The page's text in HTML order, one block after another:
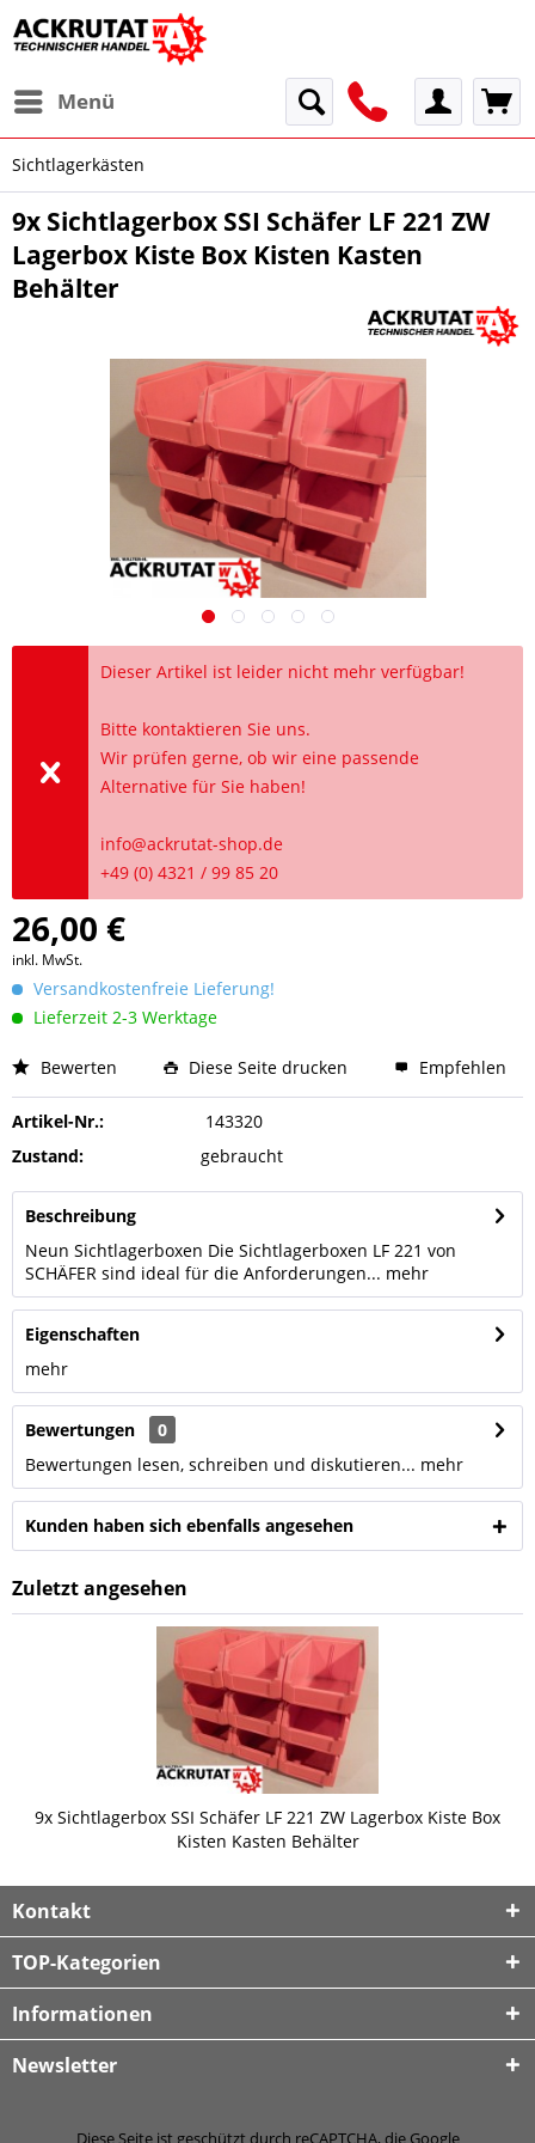
Menü
Sichtlagerkästen
9x Sichtlagerbox SSI Schäfer LF 221 ZW
Lagerbox Kiste Box Kisten Kasten
Behälter
Dieser Artikel ist leider nicht mehr verfügbar!
Bitte kontaktieren Sie uns.
Wir prüfen gerne, ob wir eine passende
Alternative für Sie haben!
info@ackrutat-shop.de
+49 (0) 4321 / 99 85 20
26,00 €
inkl. MwSt.
Versandkostenfreie Lieferung!
Lieferzeit 2-3 Werktage
Bewerten Diese Seite drucken Empfehlen
Artikel-Nr.:
143320
Zustand:
gebraucht
Beschreibung
Neun Sichtlagerboxen Die Sichtlagerboxen LF 221 von
SCHÄFER sind ideal für die Anforderungen... mehr
Eigenschaften
mehr
Bewertungen
0
Bewertungen lesen, schreiben und diskutieren... mehr
Kunden haben sich ebenfalls angesehen
Zuletzt angesehen
9x Sichtlagerbox SSI Schäfer LF 221 ZW Lagerbox Kiste Box
Kisten Kasten Behälter
Kontakt
TOP-Kategorien
Informationen
Newsletter
Diese Seite ist geschützt durch reCAPTCHA, die Google